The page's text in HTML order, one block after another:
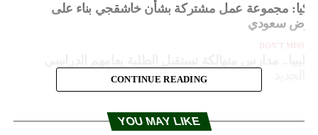
مجموعة عمل مشتركة بشأن خاشقجي بناء على
سعودي
DON'T MISS
CONTINUE READING
YOU MAY LIKE